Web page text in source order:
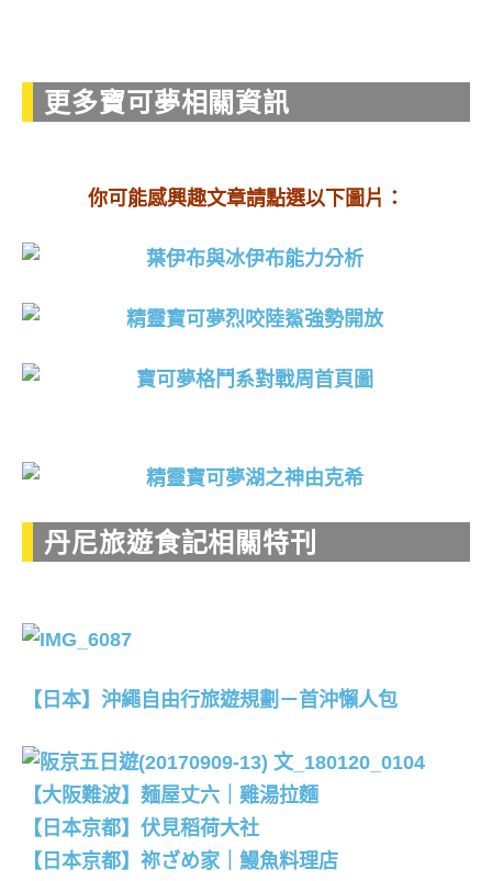
更多寶可夢相關資訊
你可能感興趣文章請點選以下圖片：
丹尼旅遊食記相關特刊
【日本】沖繩自由行旅遊規劃－首沖懶人包
【大阪難波】麺屋丈六｜雞湯拉麵
【日本京都】伏見稻荷大社
【日本京都】祢ざめ家｜鰻魚料理店